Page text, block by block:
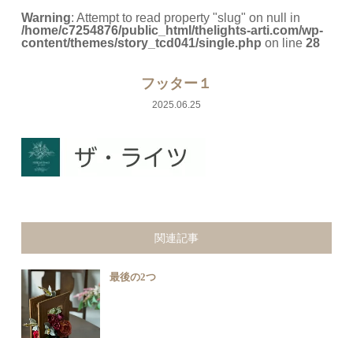
Warning: Attempt to read property "slug" on null in
/home/c7254876/public_html/thelights-arti.com/wp-
content/themes/story_tcd041/single.php on line28
フッター１
2025.06.25
関連記事
最後の2つ